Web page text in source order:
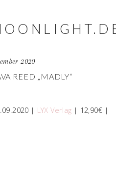
2020
REED „MADLY“
| LYX Verlag | 12,90€ |